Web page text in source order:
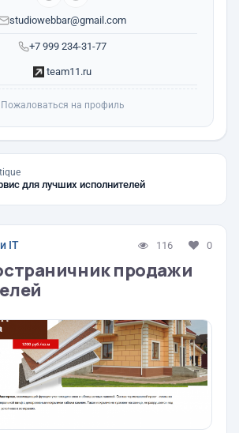
+7 999 234-31-77
studiowebbar@gmail.com
team11.ru
Пожаловаться на профиль
для лучших исполнителей
IT 116 0
продажи